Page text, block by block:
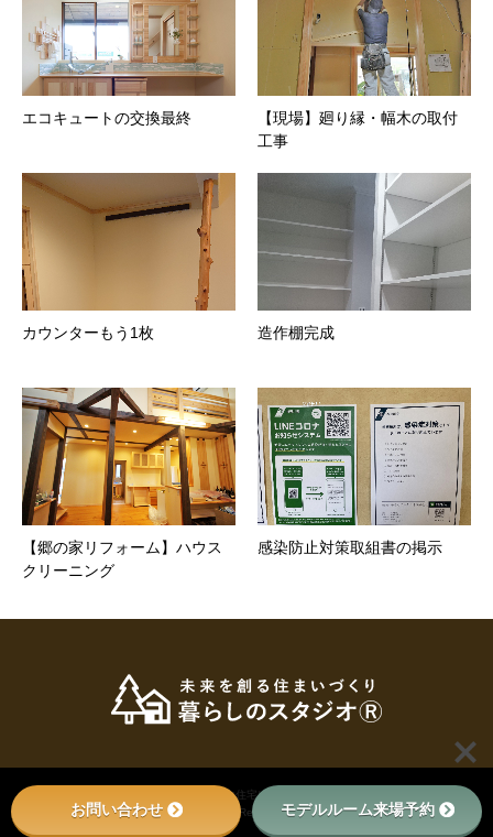
エコキュートの交換最終
【現場】廻り縁・幅木の取付
工事
カウンターもう1枚 造作棚完成
【郷の家リフォーム】ハウス
クリーニング
感染防止対策取組書の掲示
小田原・秦野・足柄で新築・注文住宅は足柄の工務店、暮らしのスタジオへ
Rights Reserved.
お問い合わせ モデルルーム来場予約